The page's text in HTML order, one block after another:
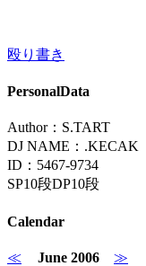
殴り書き
PersonalData
Author：S.TART
DJ NAME：.KECAK
ID：5467-9734
SP10段DP10段
Calendar
≪ June 2006
≫